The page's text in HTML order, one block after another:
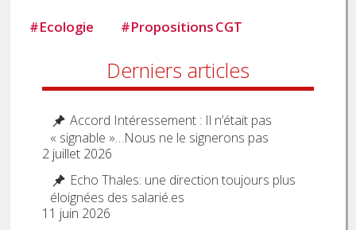
#Ecologie #Propositions CGT
Derniers articles
Accord Intéressement : Il n’était pas
« signable »…Nous ne le signerons pas
2 juillet 2026
Echo Thales: une direction toujours plus
éloignées des salarié.es
11 juin 2026